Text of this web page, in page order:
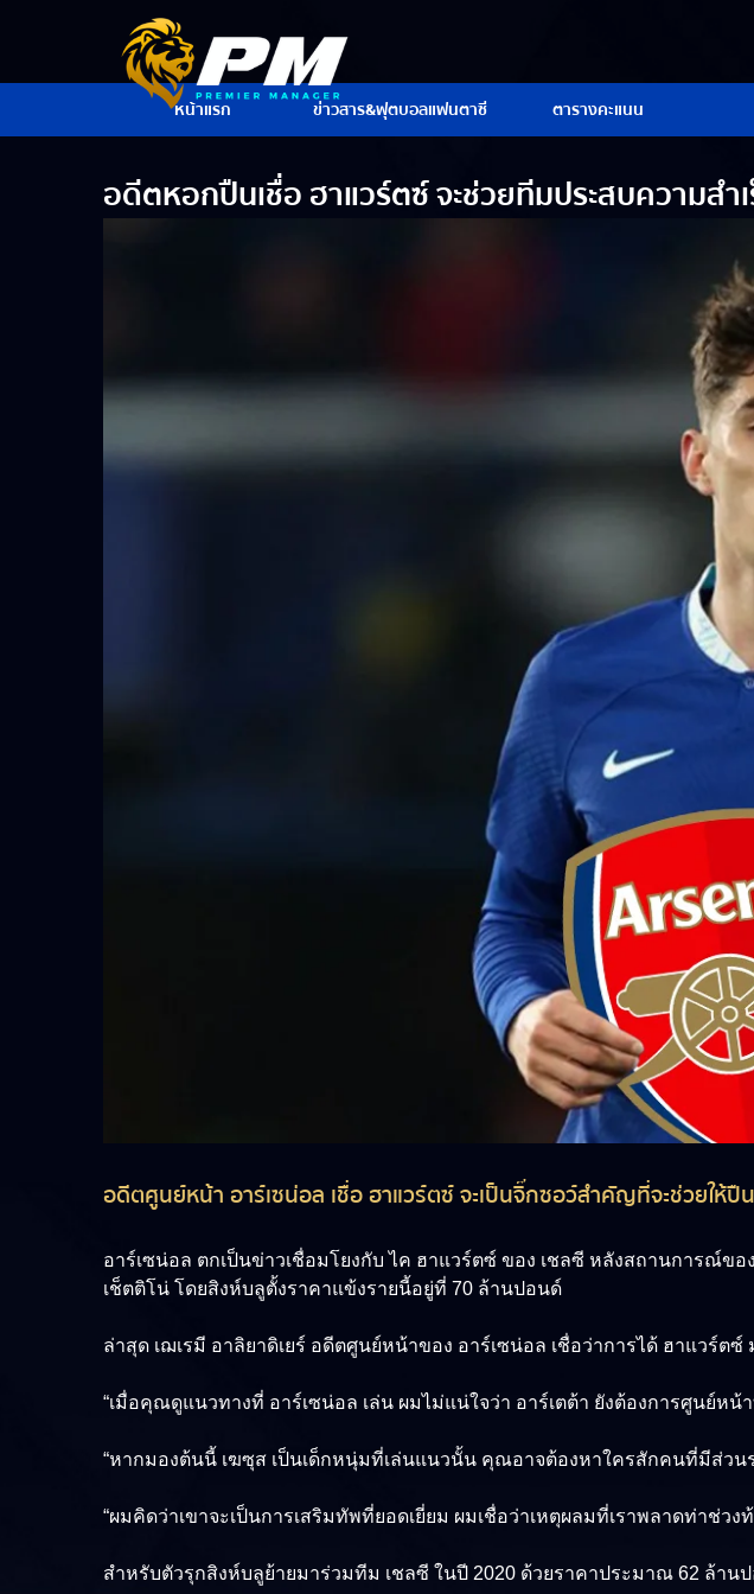
หน้าแรก ข่าวสาร&ฟุตบอลแฟนตาซี ตารางคะแนน
อดีตหอกปืนเชื่อ ฮาแวร์ตซ์ จะช่วยทีมประสบความสำ
อดีตศูนย์หน้า อาร์เซน่อล เชื่อ ฮาแวร์ตซ์ จะเป็นจิ๊กซอว์สำคัญที่จะช่วยให้ปื
อาร์เซน่อล ตกเป็นข่าวเชื่อมโยงกับ ไค ฮาแวร์ตซ์ ของ เชลซี หลังสถานการณ์ขอ
เช็ตติโน่ โดยสิงห์บลูตั้งราคาแข้งรายนี้อยู่ที่ 70 ล้านปอนด์
ล่าสุด เฌเรมี อาลิยาดิเยร์ อดีตศูนย์หน้าของ อาร์เซน่อล เชื่อว่าการได้ ฮาแวร์
“เมื่อคุณดูแนวทางที่ อาร์เซน่อล เล่น ผมไม่แน่ใจว่า อาร์เตต้า ยังต้องการศูนย์ห
“หากมองต้นนี้ เฆซุส เป็นเด็กหนุ่มที่เล่นแนวนั้น คุณอาจต้องหาใครสักคนที่มีส่ว
“ผมคิดว่าเขาจะเป็นการเสริมทัพที่ยอดเยี่ยม ผมเชื่อว่าเหตุผลมที่เราพลาดท่าช่
สำหรับตัวรุกสิงห์บลูย้ายมาร่วมทีม เชลซี ในปี 2020 ด้วยราคาประมาณ 62 ล้า